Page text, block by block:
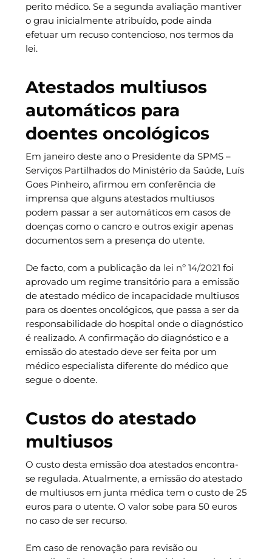
perito médico. Se a segunda avaliação mantiver
o grau inicialmente atribuído, pode ainda
efetuar um recuso contencioso, nos termos da
lei.
Atestados multiusos
automáticos para
doentes oncológicos
Em janeiro deste ano o Presidente da SPMS –
Serviços Partilhados do Ministério da Saúde, Luís
Goes Pinheiro, afirmou em conferência de
imprensa que alguns atestados multiusos
podem passar a ser automáticos em casos de
doenças como o cancro e outros exigir apenas
documentos sem a presença do utente.
De facto, com a publicação da lei nº 14/2021 foi
aprovado um regime transitório para a emissão
de atestado médico de incapacidade multiusos
para os doentes oncológicos, que passa a ser da
responsabilidade do hospital onde o diagnóstico
é realizado. A confirmação do diagnóstico e a
emissão do atestado deve ser feita por um
médico especialista diferente do médico que
segue o doente.
Custos do atestado
multiusos
O custo desta emissão doa atestados encontra-
se regulada. Atualmente, a emissão do atestado
de multiusos em junta médica tem o custo de 25
euros para o utente. O valor sobe para 50 euros
no caso de ser recurso.
Em caso de renovação para revisão ou